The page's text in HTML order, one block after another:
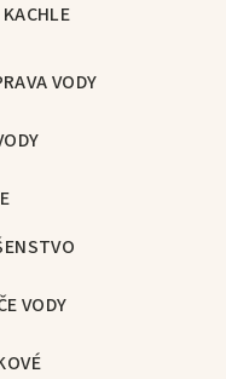
VODY
VODY